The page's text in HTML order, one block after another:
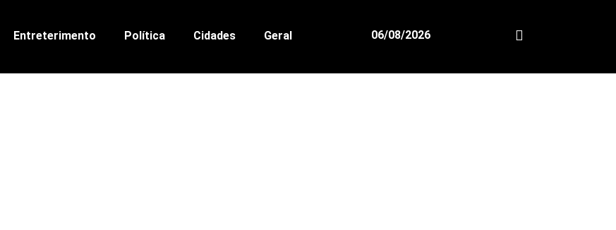
Entreterimento Política Cidades Geral 06/08/2026